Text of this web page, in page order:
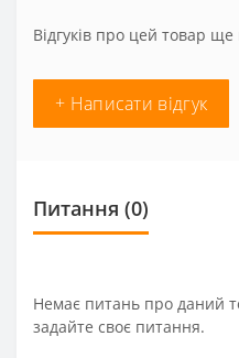
Відгуків про цей товар ще
+ Написати відгук
Питання (0)
Немає питань про даний
задайте своє питання.